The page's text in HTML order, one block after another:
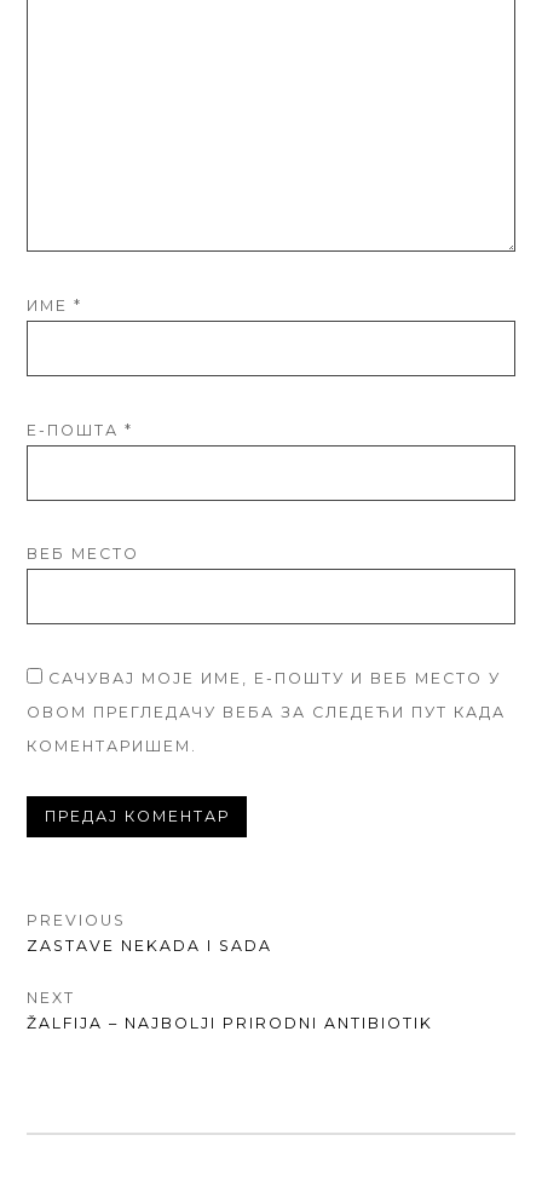
ИМЕ*
Е-ПОШТА*
ВЕБ МЕСТО
САЧУВАЈ МОЈЕ ИМЕ, Е-ПОШТУ И ВЕБ МЕСТО У
ОВОМ ПРЕГЛЕДАЧУ ВЕБА ЗА СЛЕДЕЋИ ПУТ КАДА
КОМЕНТАРИШЕМ.
КРЕТАЊЕ
ЧЛАНКА
PREVIOUS
PREVIOUS
ZASTAVE NEKADA I SADA
NEXT
NEXT
ŽALFIJA – NAJBOLJI PRIRODNI ANTIBIOTIK